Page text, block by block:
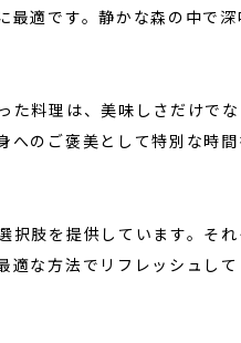
最適です。静かな森の中で深
た料理は、美味しさだけで
へのご褒美として特別な時間
択肢を提供しています。それ
適な方法でリフレッシュして